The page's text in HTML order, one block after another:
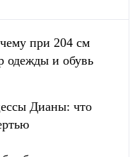
при 204 см
одежды и обувь
Дианы: что